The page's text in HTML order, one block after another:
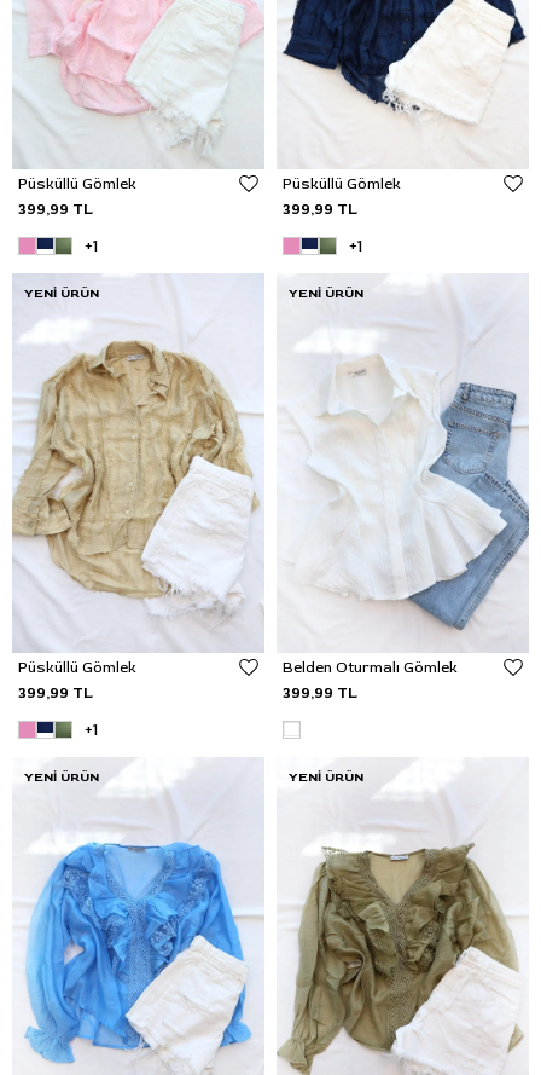
Püsküllü Gömlek
399,99 TL
+1
Püsküllü Gömlek
399,99 TL
+1
Püsküllü Gömlek
399,99 TL
+1
YENI ÜRÜN
Belden Oturmalı Gömlek
399,99 TL
YENI ÜRÜN
YENI ÜRÜN YENI ÜRÜN